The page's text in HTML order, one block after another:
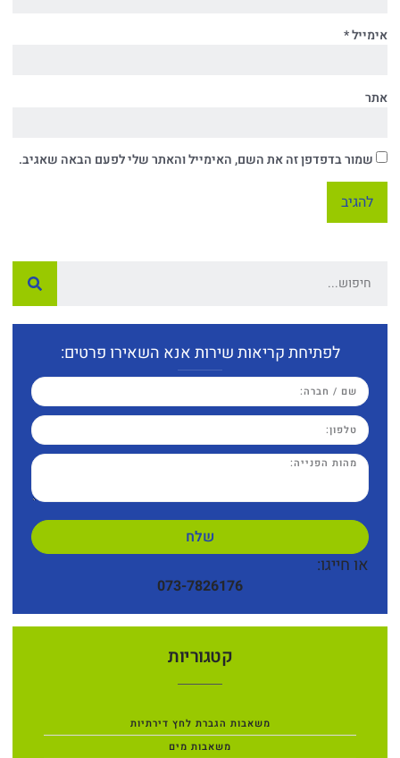
אימייל*
אתר
שמור בדפדפן זה את השם, האימייל והאתר שלי לפעם הבאה שאגיב.
לפתיחת קריאות שירות אנא השאירו פרטים:
שלח
או חייגו:
073-7826176
קטגוריות
משאבות הגברת לחץ דירתיות
משאבות מים